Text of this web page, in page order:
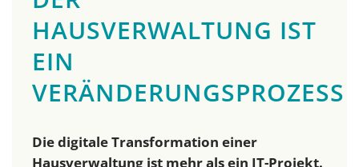
HAUSVERWALTUNG IST
EIN
VERÄNDERUNGSPROZESS
Die digitale Transformation einer
Hausverwaltung ist mehr als ein IT-Projekt.